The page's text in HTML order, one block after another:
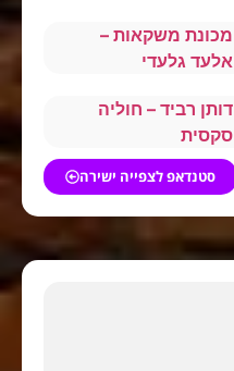
מכונת משקאות –
אלעד גלעדי
דותן רביד – חוליה
סקסית
סטנדאפ לצפייה ישירה